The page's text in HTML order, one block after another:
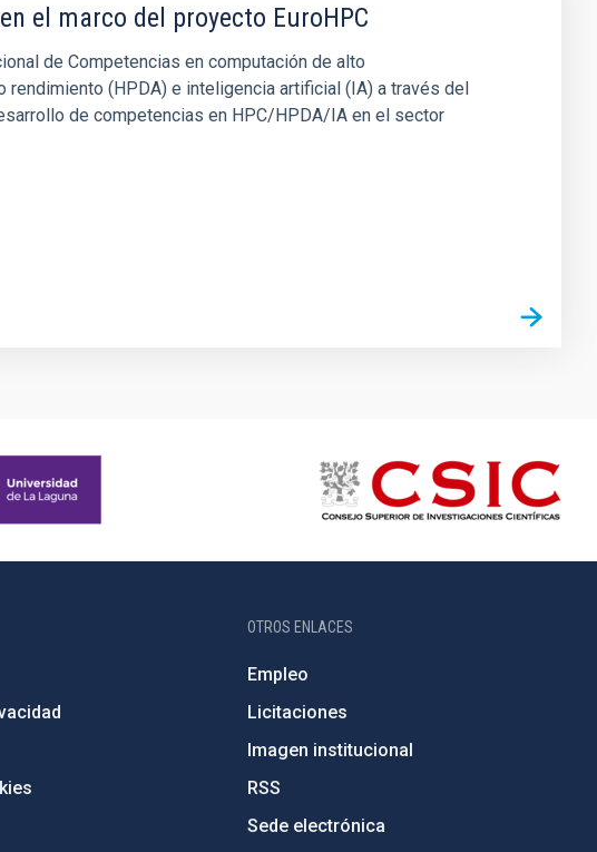
el marco del proyecto EuroHPC
de Competencias en computación de alto
(HPDA) e inteligencia artificial (IA) a través del
de competencias en HPC/HPDA/IA en el sector
OTROS ENLACES
Empleo
Licitaciones
Imagen institucional
RSS
Sede electrónica